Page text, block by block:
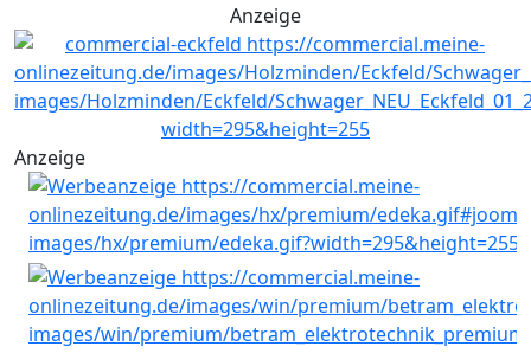
Anzeige
Anzeige